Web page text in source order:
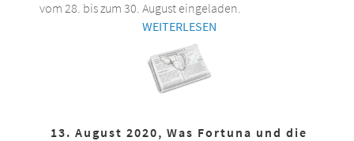
vom 28. bis zum 30. August eingeladen.
WEITERLESEN
13. August 2020, Was Fortuna und die